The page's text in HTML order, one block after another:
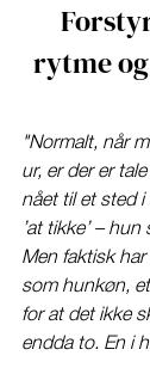
rytme
"Normalt, når
ur, er der er
nået til et sted
’at tikke’ –
Men faktisk
som hunkøn,
for at det ikke
endda to. En i